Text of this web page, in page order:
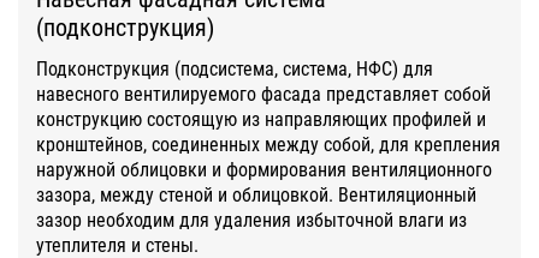
(подконструкция)
Подконструкция (подсистема, система, НФС) для
навесного вентилируемого фасада представляет собой
конструкцию состоящую из направляющих профилей и
кронштейнов, соединенных между собой, для крепления
наружной облицовки и формирования вентиляционного
зазора, между стеной и облицовкой. Вентиляционный
зазор необходим для удаления избыточной влаги из
утеплителя и стены.